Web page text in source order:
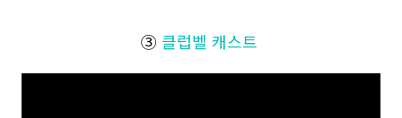
③ 클럽벨 캐스트